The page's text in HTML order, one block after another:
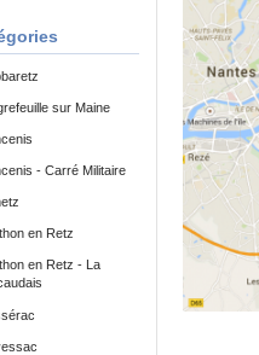
sur Maine
- Carré Militaire
en Retz
en Retz - La